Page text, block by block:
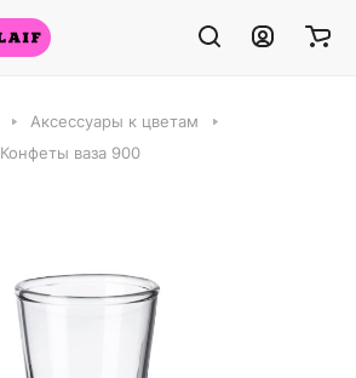
Аксессуары к цветам
Конфеты ваза 900